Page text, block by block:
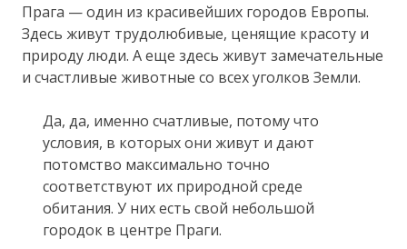
Прага — один из красивейших городов Европы.
Здесь живут трудолюбивые, ценящие красоту и
природу люди. А еще здесь живут замечательные
и счастливые животные со всех уголков Земли.
Да, да, именно счатливые, потому что
условия, в которых они живут и дают
потомство максимально точно
соответствуют их природной среде
обитания. У них есть свой небольшой
городок в центре Праги.